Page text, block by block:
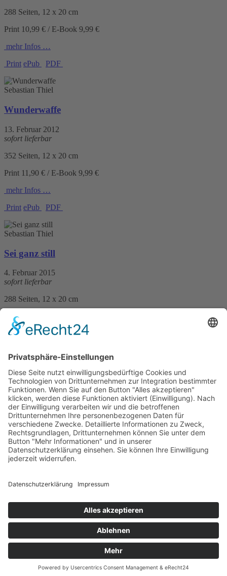
288 Seiten, 12 x 20 cm
Print 10,99 € / E-Book 9,99 €
mehr Infos …
Print ePub PDF
Sebastian Thiel
Wunderwaffe
13. Februar 2012
sofort lieferbar
352 Seiten, 12 x 20 cm
Print 11,90 € / E-Book 9,99 €
mehr Infos …
Print ePub PDF
Sebastian Thiel
Sei ganz still
4. Februar 2015
sofort lieferbar
288 Seiten, 12 x 20 cm
Print 10,99 € / E-Book 9,99 €
mehr Infos …
Sebastian Thiel
Geheimprojekt Flugscheibe
1. Juli 2015
sofort lieferbar
288 Seiten, 12 x 20 cm
Print 10,99 € / E-Book 9,99 €
AGB
Sitemap
© 2026 Gmeiner-Verlag GmbH